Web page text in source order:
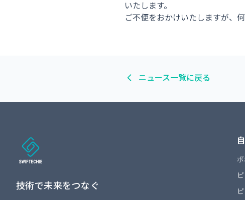
いたします。
ご不便をおかけいたしますが、
ニュース一覧に戻る
技術で未来をつなぐ